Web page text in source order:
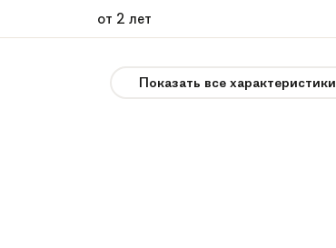
от 2 лет
12" SPORT SL AIR PRO
Показать все характеристики